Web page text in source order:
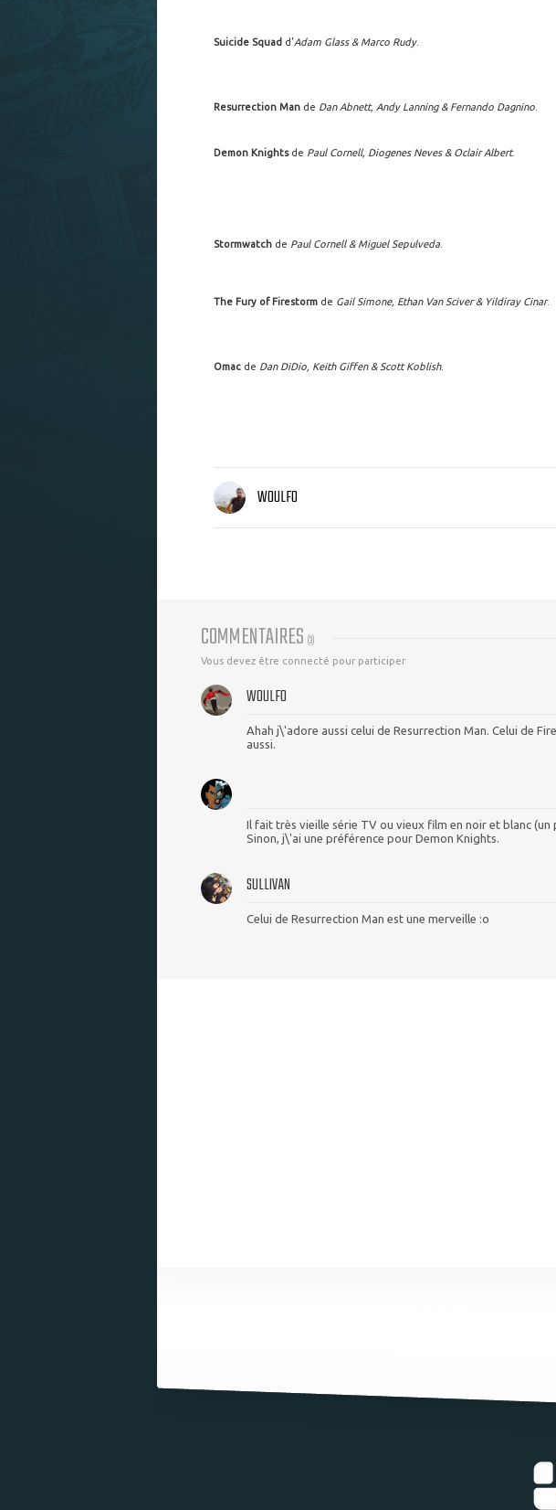
Suicide Squad d'Adam Glass & Marco Rudy.
Resurrection Man de Dan Abnett, Andy Lanning & Fernando Dagnino
Demon Knightsde Paul Cornell, Diogenes Neves & Oclair Albert.
Stormwatch de Paul Cornell & Miguel Sepulveda
The Fury of Firestorm de Gail Simone, Ethan Van Sciver & Yildiray Cinar.
Omac de Dan DiDio, Keith Giffen & Scott Koblish.
WOULFO
COMMENTAIRES (3)
Vous devez être connecté pour participer
WOULFO
Ahah j\'adore aussi celui de Resurrection Man. Celui de
aussi.
Il fait très vieille série TV ou vieux film en noir et blanc (un
Sinon, j\'ai une préférence pour Demon Knights.
SULLIVAN
Celui de Resurrection Man est une merveille :o